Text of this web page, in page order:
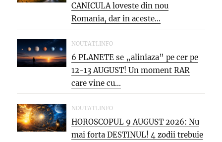
CANICULA loveste din nou
Romania, dar in aceste...
NOUTATI.INFO
6 PLANETE se „aliniaza” pe cer pe
12-13 AUGUST! Un moment RAR
care vine cu...
NOUTATI.INFO
HOROSCOPUL 9 AUGUST 2026: Nu
mai forta DESTINUL! 4 zodii trebuie